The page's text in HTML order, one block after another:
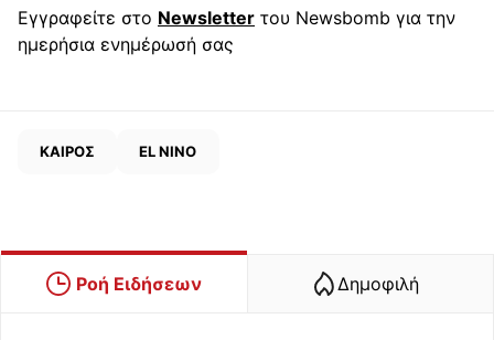
Εγγραφείτε στο Newsletter του Newsbomb για την
ημερήσια ενημέρωσή σας
ΚΑΙΡΟΣ EL NINO
Ροή Ειδήσεων Δημοφιλή